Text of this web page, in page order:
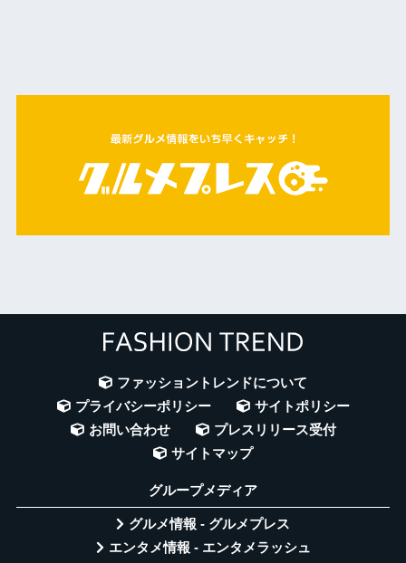
ファッショントレンドについて
プライバシーポリシー
サイトポリシー
お問い合わせ
プレスリリース受付
サイトマップ
グループメディア
グルメ情報 - グルメプレス
エンタメ情報 - エンタメラッシュ